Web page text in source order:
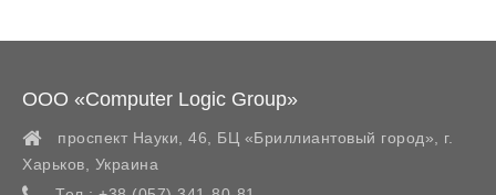
ООО «Computer Logic Group»
проспект Науки, 46, БЦ «Бриллиантовый город»,
г.
Харьков
Украина